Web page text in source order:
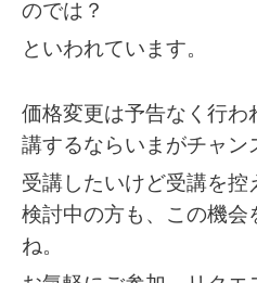
のでは？
といわれています。
価格変更は予告なく行わ
講するならいまがチャン
受講したいけど受講を控
検討中の方も、この機会
ね。